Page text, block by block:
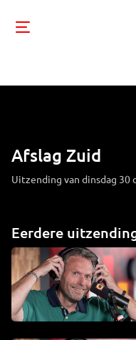
Afslag Zuid
Uitzending van dinsdag 30
Eerdere